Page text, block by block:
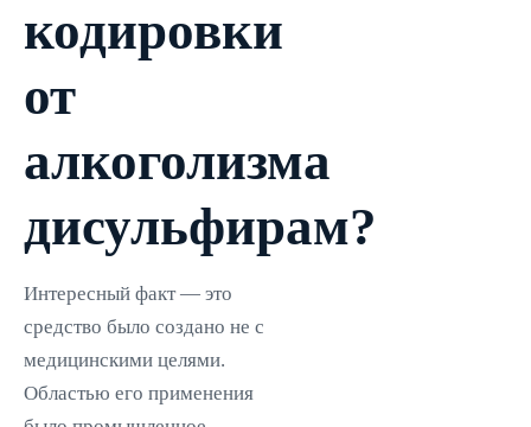
кодировки
от
алкоголизма
дисульфирам?
Интересный факт — это
средство было создано не с
медицинскими целями.
Областью его применения